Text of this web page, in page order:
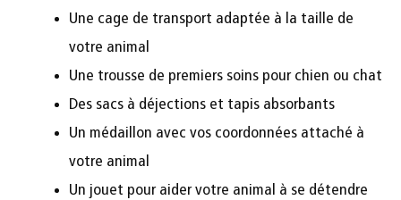
Une cage de transport adaptée à la taille de
votre animal
Une trousse de premiers soins pour chien ou chat
Des sacs à déjections et tapis absorbants
Un médaillon avec vos coordonnées attaché à
votre animal
Un jouet pour aider votre animal à se détendre